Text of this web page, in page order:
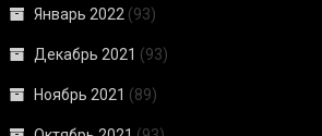
Январь 2022 (93)
Декабрь 2021 (93)
Ноябрь 2021 (89)